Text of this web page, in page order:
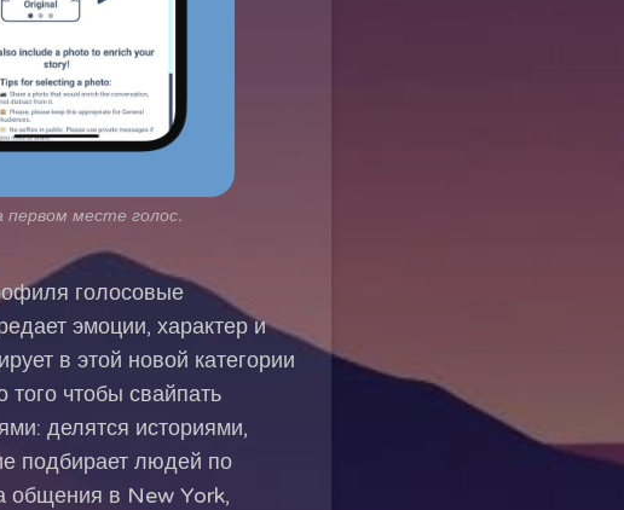
первом месте голос.
голосовые
эмоции, характер и
в этой новой категории
чтобы свайпать
делятся историями,
подбирает людей по
общения в New York,